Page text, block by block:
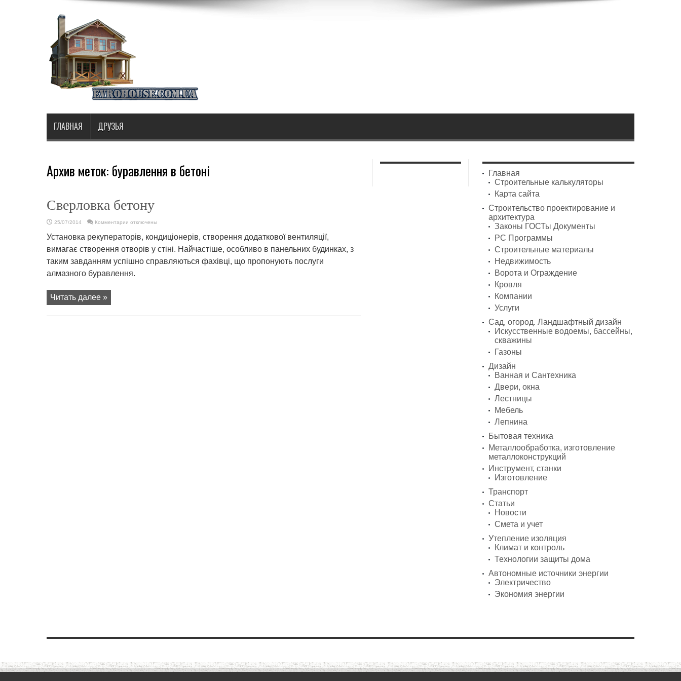
ГЛАВНАЯ ДРУЗЬЯ
Архив меток: буравлення в бетоні
Сверловка бетону
25/07/2014 Комментарии
Сверловка
бетону
отключены
Установка рекуператорів, кондиціонерів, створення додаткової вентиляції,
вимагає створення отворів у стіні. Найчастіше, особливо в панельних будинках, з
таким завданням успішно справляються фахівці, що пропонують послуги
алмазного буравлення.
Читать далее »
Главная
Строительные калькуляторы
Карта сайта
Строительство проектирование и
архитектура
Законы ГОСТы Документы
PC Программы
Строительные материалы
Недвижимость
Ворота и Ограждение
Кровля
Компании
Услуги
Сад, огород. Ландшафтный дизайн
Искусственные водоемы, бассейны,
скважины
Газоны
Дизайн
Ванная и Сантехника
Двери, окна
Лестницы
Мебель
Лепнина
Бытовая техника
Металлообработка, изготовление
металлоконструкций
Инструмент, станки
Изготовление
Транспорт
Статьи
Новости
Смета и учет
Утепление изоляция
Климат и контроль
Технологии защиты дома
Автономные источники энергии
Электричество
Экономия энергии